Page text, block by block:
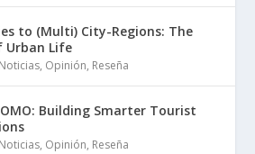
to (Multi) City-Regions: The
Urban Life
Noticias, Opinión, Reseña
Building Smarter Tourist
Noticias, Opinión, Reseña